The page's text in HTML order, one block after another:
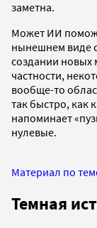
заметна.
Может ИИ
нынешнем виде
создании новых
частности,
вообще-то
так быстро, как
напоминает
нулевые.
Материал по
Темная